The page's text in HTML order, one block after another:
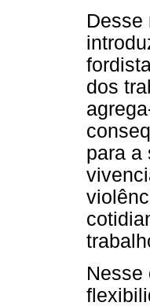
Desse
dos
para a
Nesse